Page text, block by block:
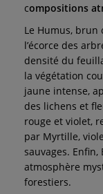
compositions
Le Humus,
l’écorce des
densité du
la végétation
jaune intense,
des lichens et
rouge et violet,
par Myrtille,
sauvages.
atmosphère
forestiers.